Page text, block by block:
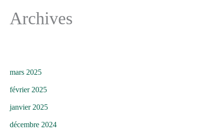
Archives
mars 2025
février 2025
janvier 2025
décembre 2024